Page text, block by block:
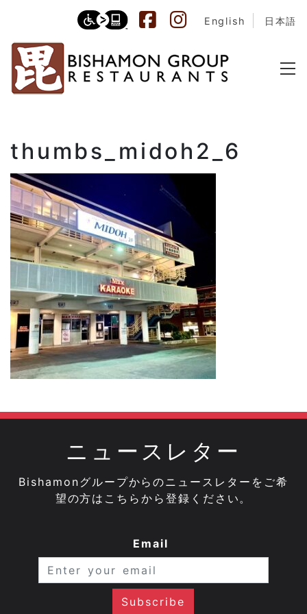
English 日本語
thumbs_midoh2_6
ニュースレター
Bishamonグループからのニュースレターをご希
望の方はこちらから登録ください。
Email